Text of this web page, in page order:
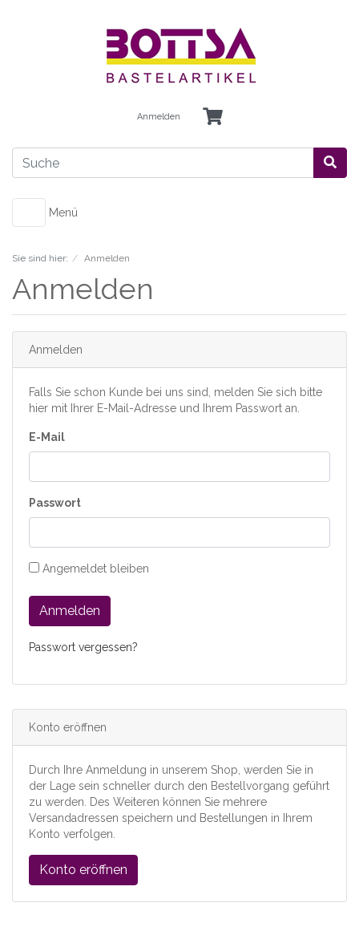
Anmelden
Menü
Sie sind hier: Anmelden
Anmelden
Anmelden
Falls Sie schon Kunde bei uns sind, melden Sie sich bitte
hier mit Ihrer E-Mail-Adresse und Ihrem Passwort an.
E-Mail
Passwort
Angemeldet bleiben
Anmelden
Passwort vergessen?
Konto eröffnen
Durch Ihre Anmeldung in unserem Shop, werden Sie in
der Lage sein schneller durch den Bestellvorgang geführt
zu werden. Des Weiteren können Sie mehrere
Versandadressen speichern und Bestellungen in Ihrem
Konto verfolgen.
Konto eröffnen